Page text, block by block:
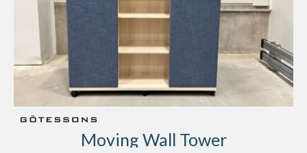
Moving Wall Tower